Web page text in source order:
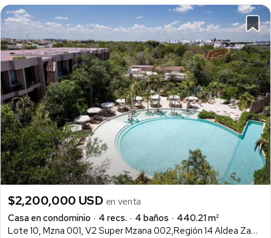
$2,200,000 USD en venta
Casa en condominio
4 recs. 4 baños
440.21 m²
Lote 10, Mzna 001, V2 Super Mzana 002,Región 14 Aldea Zamá, Aldea Zamá, Tulum